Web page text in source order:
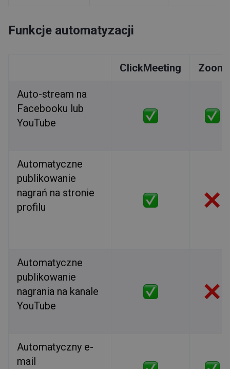
Funkcje automatyzacji
ClickMeeting Zoom
Auto-stream na
Facebooku lub
YouTube
Automatyczne
publikowanie
nagrań na stronie
profilu
Automatyczne
publikowanie
nagrania na kanale
YouTube
Automatyczny e-
mail